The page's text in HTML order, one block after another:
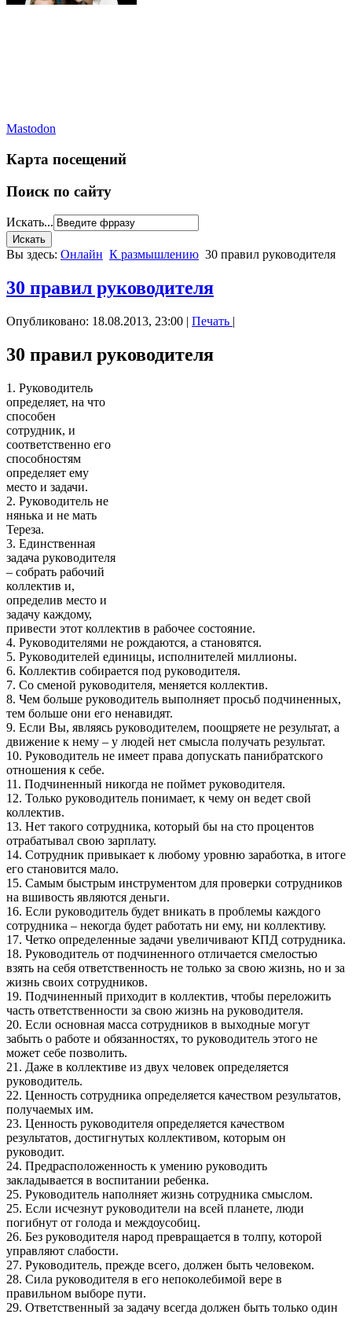
Mastodon
Карта посещений
Поиск по сайту
Искать...
Вы здесь: Онлайн К размышлению 30 правил руководителя
30 правил руководителя
Опубликовано: 18.08.2013, 23:00 | Печать |
30 правил руководителя
1. Руководитель
определяет, на что
способен
сотрудник, и
соответственно его
способностям
определяет ему
место и задачи.
2. Руководитель не
нянька и не мать
Тереза.
3. Единственная
задача руководителя
– собрать рабочий
коллектив и,
определив место и
задачу каждому,
привести этот коллектив в рабочее состояние.
4. Руководителями не рождаются, а становятся.
5. Руководителей единицы, исполнителей миллионы.
6. Коллектив собирается под руководителя.
7. Со сменой руководителя, меняется коллектив.
8. Чем больше руководитель выполняет просьб подчиненных,
тем больше они его ненавидят.
9. Если Вы, являясь руководителем, поощряете не результат, а
движение к нему – у людей нет смысла получать результат.
10. Руководитель не имеет права допускать панибратского
отношения к себе.
11. Подчиненный никогда не поймет руководителя.
12. Только руководитель понимает, к чему он ведет свой
коллектив.
13. Нет такого сотрудника, который бы на сто процентов
отрабатывал свою зарплату.
14. Сотрудник привыкает к любому уровню заработка, в итоге
его становится мало.
15. Самым быстрым инструментом для проверки сотрудников
на вшивость являются деньги.
16. Если руководитель будет вникать в проблемы каждого
сотрудника – некогда будет работать ни ему, ни коллективу.
17. Четко определенные задачи увеличивают КПД сотрудника.
18. Руководитель от подчиненного отличается смелостью
взять на себя ответственность не только за свою жизнь, но и за
жизнь своих сотрудников.
19. Подчиненный приходит в коллектив, чтобы переложить
часть ответственности за свою жизнь на руководителя.
20. Если основная масса сотрудников в выходные могут
забыть о работе и обязанностях, то руководитель этого не
может себе позволить.
21. Даже в коллективе из двух человек определяется
руководитель.
22. Ценность сотрудника определяется качеством результатов,
получаемых им.
23. Ценность руководителя определяется качеством
результатов, достигнутых коллективом, которым он
руководит.
24. Предрасположенность к умению руководить
закладывается в воспитании ребенка.
25. Руководитель наполняет жизнь сотрудника смыслом.
25. Если исчезнут руководители на всей планете, люди
погибнут от голода и междоусобиц.
26. Без руководителя народ превращается в толпу, которой
управляют слабости.
27. Руководитель, прежде всего, должен быть человеком.
28. Сила руководителя в его непоколебимой вере в
правильном выборе пути.
29. Ответственный за задачу всегда должен быть только один